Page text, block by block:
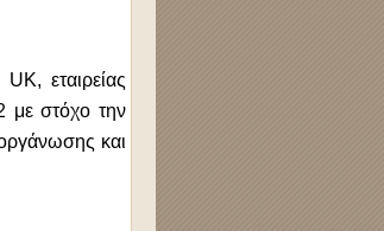
UK, εταιρείας
με στόχο την
και